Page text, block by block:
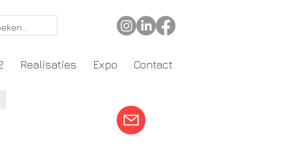
Realisaties Expo Contact